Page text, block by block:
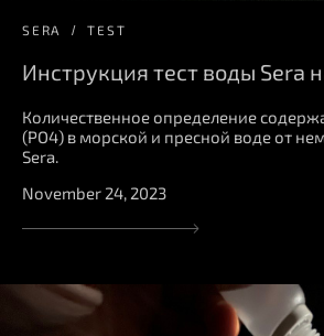
SERA TEST
Инструкция тест воды Sera
Количественное определение
(PO4) в морской и пресной воде от
Sera.
November 24, 2023